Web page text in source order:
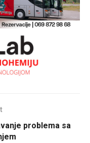
problema sa